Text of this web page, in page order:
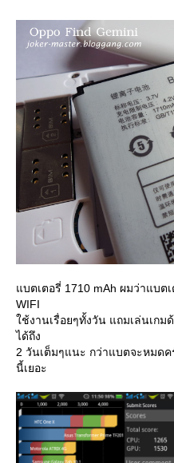
บตเตอรี่ 1710 mAh ผมว่าแบต
WIFI
ช้งานเรื่อยๆทั้งวัน แถมเล่นเกม
ได้ถึง
2 วันเต็มๆแนะ กว่าแบตจะหมด
นี้เยอะ